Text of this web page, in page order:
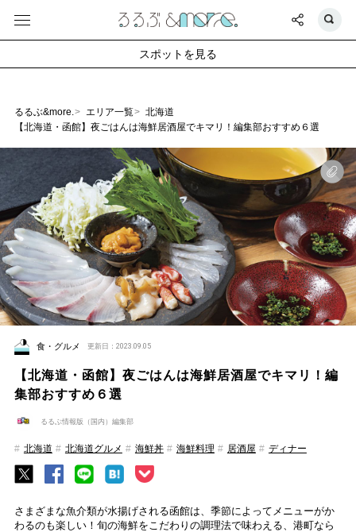
るるぶ&more. エリア一覧
北海道
【北海道・函館】夜ごはんは海鮮居酒屋でキマリ！編集部おすすめ６選
食・グルメ 更新日：2023.09.05
【北海道・函館】夜ごはんは海鮮居酒屋でキマリ！編
集部おすすめ６選
るるぶ情報版（国内）編集部
北海道 北海道グルメ 海鮮丼 海鮮料理 居酒屋 ディナー
さまざまな魚介類が水揚げされる函館は、季節によってメニューがか
わるのも楽しい！旬の海鮮をこだわりの調理法で味わえる、港町なら
スポットを見る